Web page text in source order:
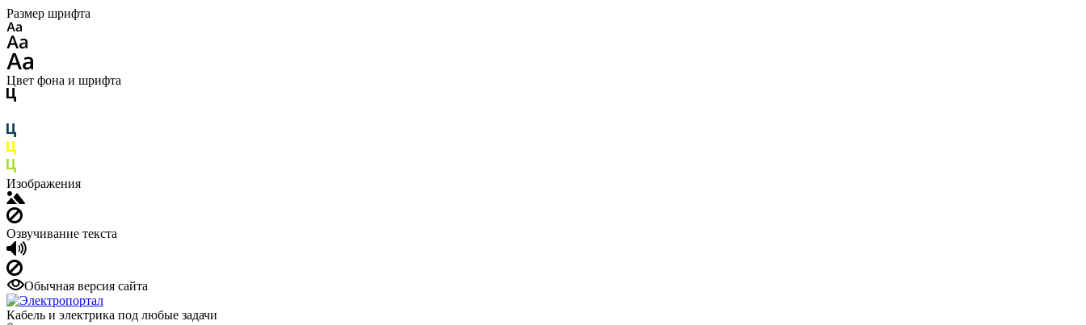
Размер шрифта
Цвет фона и шрифта
Изображения
Озвучивание текста
Обычная версия сайта
Кабель и электрика под любые задачи